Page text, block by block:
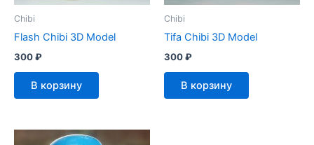
Chibi
Flash Chibi 3D Model
300₽
В корзину
Chibi
Tifa Chibi 3D Model
300₽
В корзину